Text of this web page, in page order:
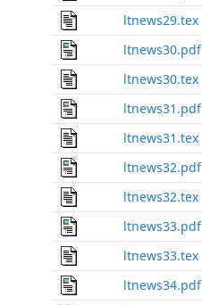
ltnews29.tex
ltnews30.pdf
ltnews30.tex
ltnews31.pdf
ltnews31.tex
ltnews32.pdf
ltnews32.tex
ltnews33.pdf
ltnews33.tex
ltnews34.pdf